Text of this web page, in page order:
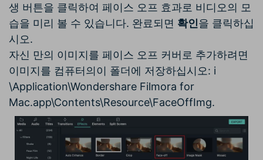
생 버튼을 클릭하여 페이스 오프 효과로 비디오의 모
습을 미리 볼 수 있습니다. 완료되면 확인을 클릭하십
시오.
자신 만의 이미지를 페이스 오프 커버로 추가하려면
이미지를 컴퓨터의이 폴더에 저장하십시오: i
\Application\Wondershare Filmora for
Mac.app\Contents\Resource\FaceOffImg.